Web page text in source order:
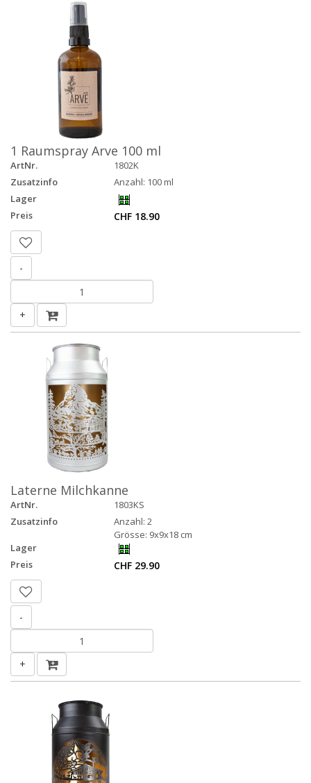
1 Raumspray Arve 100 ml
ArtNr.
1802K
Zusatzinfo
Anzahl: 100 ml
Lager
Preis
CHF 18.90
-
+
Laterne Milchkanne
ArtNr.
1803KS
Zusatzinfo
Anzahl: 2
Grösse: 9x9x18 cm
Lager
Preis
CHF 29.90
-
+